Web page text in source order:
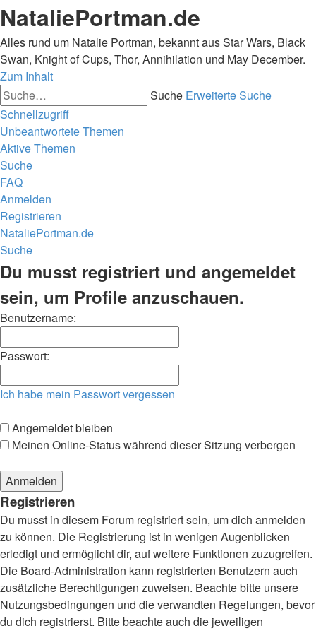
NataliePortman.de
Alles rund um Natalie Portman, bekannt aus Star Wars, Black
Swan, Knight of Cups, Thor, Annihilation und May December.
Zum Inhalt
Suche Erweiterte Suche
Schnellzugriff
Unbeantwortete Themen
Aktive Themen
Suche
FAQ
Anmelden
Registrieren
NataliePortman.de
Suche
Du musst registriert und angemeldet
sein, um Profile anzuschauen.
Benutzername:
Passwort:
Ich habe mein Passwort vergessen
Angemeldet bleiben
Meinen Online-Status während dieser Sitzung verbergen
Registrieren
Du musst in diesem Forum registriert sein, um dich anmelden
zu können. Die Registrierung ist in wenigen Augenblicken
erledigt und ermöglicht dir, auf weitere Funktionen zuzugreifen.
Die Board-Administration kann registrierten Benutzern auch
zusätzliche Berechtigungen zuweisen. Beachte bitte unsere
Nutzungsbedingungen und die verwandten Regelungen, bevor
du dich registrierst. Bitte beachte auch die jeweiligen